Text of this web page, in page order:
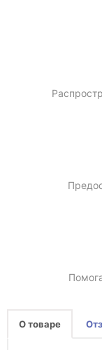
О товаре